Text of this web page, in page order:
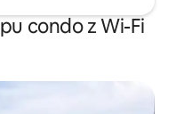
condo z Wi-Fi